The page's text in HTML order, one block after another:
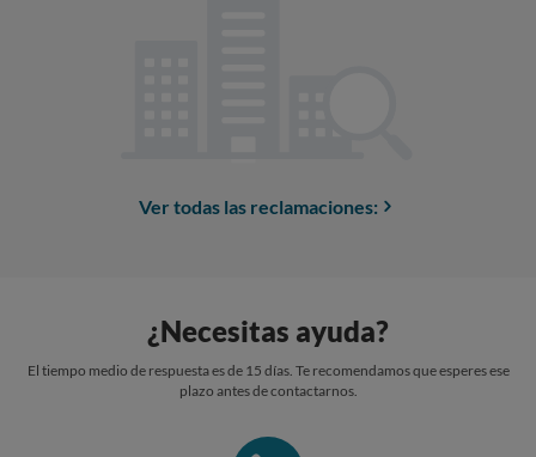
Ver todas las reclamaciones:
¿Necesitas ayuda?
El tiempo medio de respuesta es de 15 días. Te recomendamos que esperes ese
plazo antes de contactarnos.